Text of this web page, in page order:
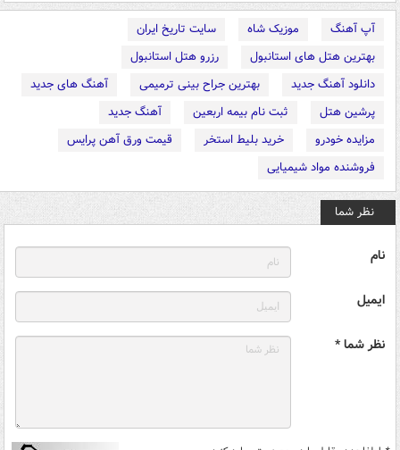
آپ آهنگ موزیک شاه
سایت تاریخ ایران
بهترین هتل های استانبول
رزرو هتل استانبول
دانلود آهنگ جدید
بهترین جراح بینی ترمیمی
آهنگ های جدید
پرشین هتل
ثبت نام بیمه اربعین
آهنگ جدید
مزایده خودرو
خرید بلیط استخر
قیمت ورق آهن پرایس
فروشنده مواد شیمیایی
نظر شما
نام
ایمیل
نظر شما *